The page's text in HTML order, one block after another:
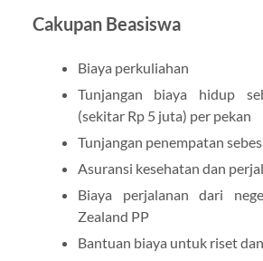
Cakupan Beasiswa
Biaya perkuliahan
Tunjangan biaya hidup
(sekitar Rp 5 juta) per pekan
Tunjangan penempatan
Asuransi kesehatan dan
Biaya perjalanan dari
Zealand PP
Bantuan biaya untuk riset